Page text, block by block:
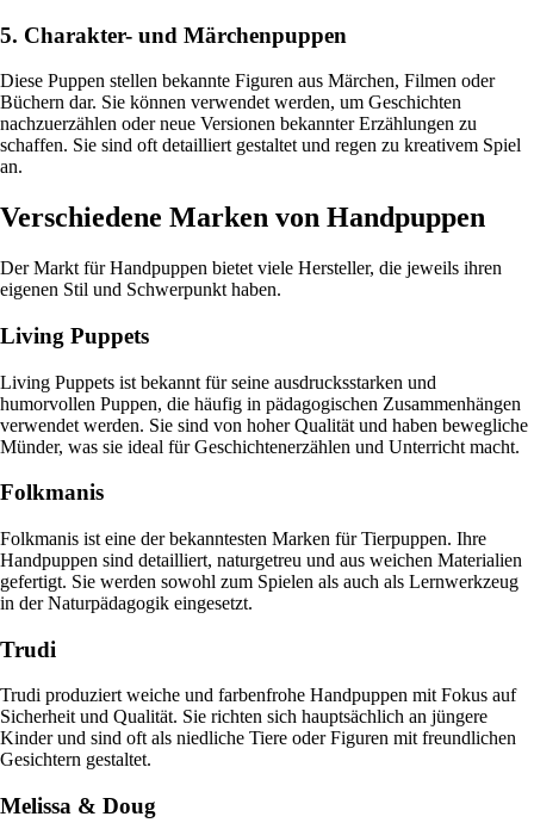
5. Charakter- und Märchenpuppen
Diese Puppen stellen bekannte Figuren aus Märchen, Filmen oder
Büchern dar. Sie können verwendet werden, um Geschichten
nachzuerzählen oder neue Versionen bekannter Erzählungen zu
schaffen. Sie sind oft detailliert gestaltet und regen zu kreativem Spiel
an.
Verschiedene Marken von Handpuppen
Der Markt für Handpuppen bietet viele Hersteller, die jeweils ihren
eigenen Stil und Schwerpunkt haben.
Living Puppets
Living Puppets ist bekannt für seine ausdrucksstarken und
humorvollen Puppen, die häufig in pädagogischen Zusammenhängen
verwendet werden. Sie sind von hoher Qualität und haben bewegliche
Münder, was sie ideal für Geschichtenerzählen und Unterricht macht.
Folkmanis
Folkmanis ist eine der bekanntesten Marken für Tierpuppen. Ihre
Handpuppen sind detailliert, naturgetreu und aus weichen Materialien
gefertigt. Sie werden sowohl zum Spielen als auch als Lernwerkzeug
in der Naturpädagogik eingesetzt.
Trudi
Trudi produziert weiche und farbenfrohe Handpuppen mit Fokus auf
Sicherheit und Qualität. Sie richten sich hauptsächlich an jüngere
Kinder und sind oft als niedliche Tiere oder Figuren mit freundlichen
Gesichtern gestaltet.
Melissa & Doug